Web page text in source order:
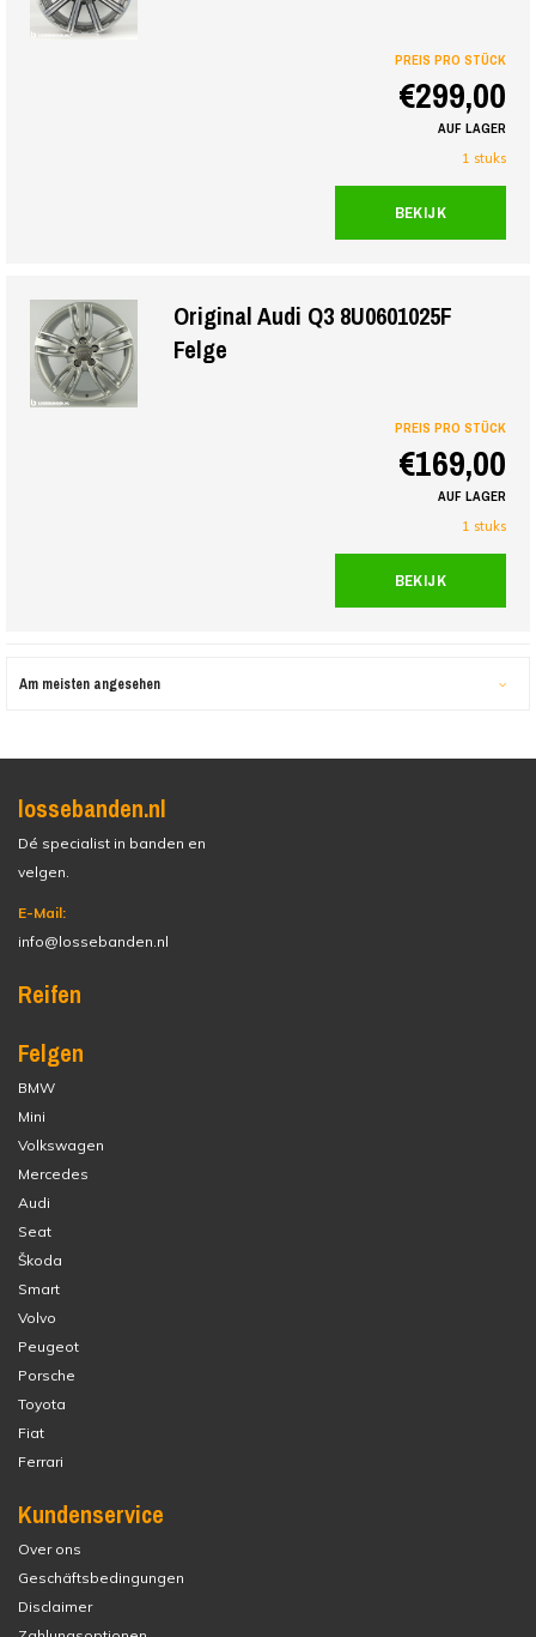
PREIS PRO STÜCK
€299,00
AUF LAGER
1 stuks
BEKIJK
Original Audi Q3 8U0601025F
Felge
PREIS PRO STÜCK
€169,00
AUF LAGER
1 stuks
BEKIJK
Am meisten angesehen
lossebanden.nl
Dé specialist in banden en
velgen.
E-Mail:
info@lossebanden.nl
Reifen
Felgen
BMW
Mini
Volkswagen
Mercedes
Audi
Seat
Škoda
Smart
Volvo
Peugeot
Porsche
Toyota
Fiat
Ferrari
Kundenservice
Over ons
Geschäftsbedingungen
Disclaimer